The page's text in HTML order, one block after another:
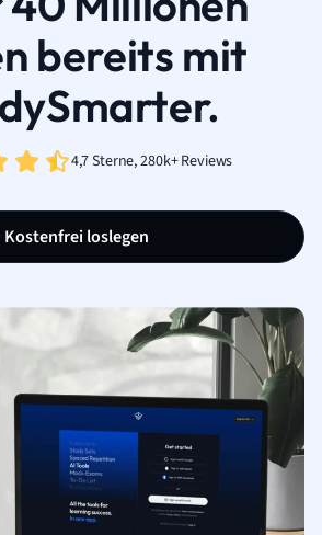
bereits mit
4,7 Sterne, 280k+ Reviews
Kostenfrei loslegen